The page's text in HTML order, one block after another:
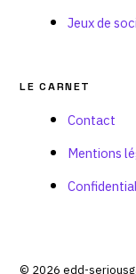
Jeux de
LE CARNET
Contact
Mentions
© 2026 edd-